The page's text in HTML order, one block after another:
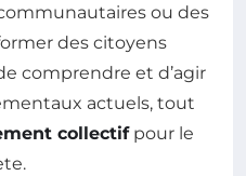
ou des
des citoyens
comprendre et d’agir
actuels, tout
collectifpour le